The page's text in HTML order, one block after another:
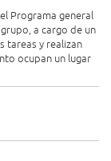
Programa general
a cargo de un
tareas y realizan
ocupan un lugar